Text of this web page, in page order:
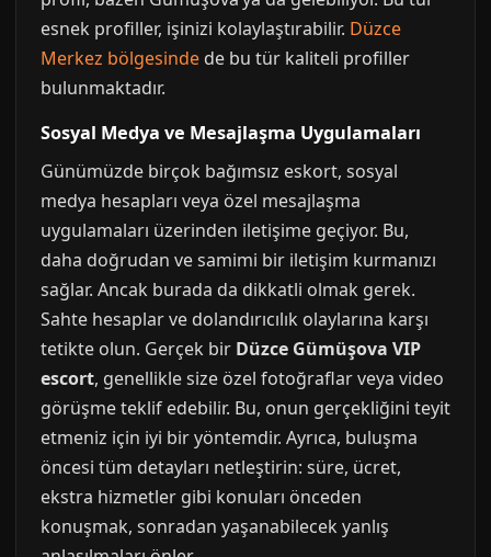
esnek profiller, işinizi kolaylaştırabilir. Düzce
Merkez bölgesinde de bu tür kaliteli profiller
bulunmaktadır.
Sosyal Medya ve Mesajlaşma Uygulamaları
Günümüzde birçok bağımsız eskort, sosyal
medya hesapları veya özel mesajlaşma
uygulamaları üzerinden iletişime geçiyor. Bu,
daha doğrudan ve samimi bir iletişim kurmanızı
sağlar. Ancak burada da dikkatli olmak gerek.
Sahte hesaplar ve dolandırıcılık olaylarına karşı
tetikte olun. Gerçek bir Düzce Gümüşova VIP
escort, genellikle size özel fotoğraflar veya video
görüşme teklif edebilir. Bu, onun gerçekliğini teyit
etmeniz için iyi bir yöntemdir. Ayrıca, buluşma
öncesi tüm detayları netleştirin: süre, ücret,
ekstra hizmetler gibi konuları önceden
konuşmak, sonradan yaşanabilecek yanlış